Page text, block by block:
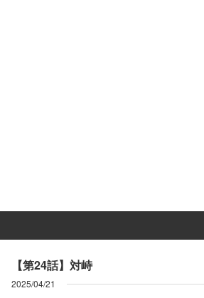
【第24話】対峙
2025/04/21